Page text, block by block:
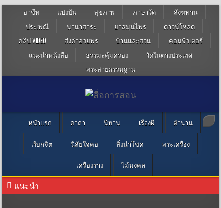
อาชีพ แบ่งปัน สุขภาพ ภาษาวัด
สังฆทาน
ประเพณี
นานาสาระ ยาสมุนไพร
ดาวน์โหลด
คลิป VIDEO
ส่งคำอวยพร บ้านและสวน
คอมพิวเตอร์
แนะนำหนังสือ
ธรรมะคุ้มครอง
วัดในต่างประเทศ
พระสายกรรมฐาน
หน้าแรก คาถา นิทาน เรื่องผี ตำนาน
เรียกจิต นิสัยใจคอ สิ่งนำโชค พระเครื่อง
เครื่องราง ไม้มงคล
แนะนำ